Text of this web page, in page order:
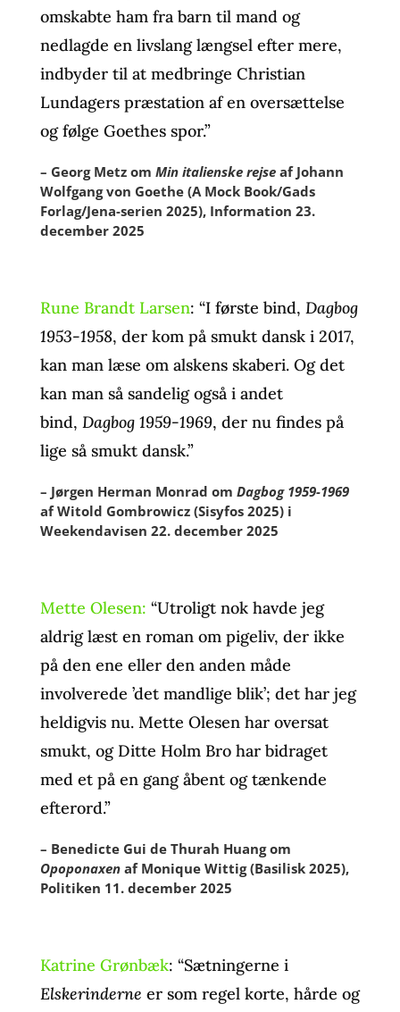
omskabte ham fra barn til mand og
nedlagde en livslang længsel efter mere,
indbyder til at medbringe Christian
Lundagers præstation af en oversættelse
og følge Goethes spor.”
– Georg Metz om Min italienske rejseaf Johann
Wolfgang von Goethe (A Mock Book/Gads
Forlag/Jena-serien 2025), Information 23.
december 2025
Rune Brandt Larsen: “I første bind, Dagbog
1953-1958, der kom på smukt dansk i 2017,
kan man læse om alskens skaberi. Og det
kan man så sandelig også i andet
bind, Dagbog 1959-1969, der nu findes på
lige så smukt dansk.”
– Jørgen Herman Monrad om Dagbog 1959-1969
af Witold Gombrowicz (Sisyfos 2025) i
Weekendavisen 22. december 2025
Mette Olesen: “Utroligt nok havde jeg
aldrig læst en roman om pigeliv, der ikke
på den ene eller den anden måde
involverede ’det mandlige blik’; det har jeg
heldigvis nu. Mette Olesen har oversat
smukt, og Ditte Holm Bro har bidraget
med et på en gang åbent og tænkende
efterord.”
– Benedicte Gui de Thurah Huang om
Opoponaxenaf Monique Wittig (Basilisk 2025),
Politiken 11. december 2025
Katrine Grønbæk: “Sætningerne i
Elskerinderne er som regel korte, hårde og